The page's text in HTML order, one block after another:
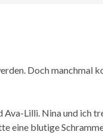
Doch manchmal
Lilli. Nina und ich
eine blutige